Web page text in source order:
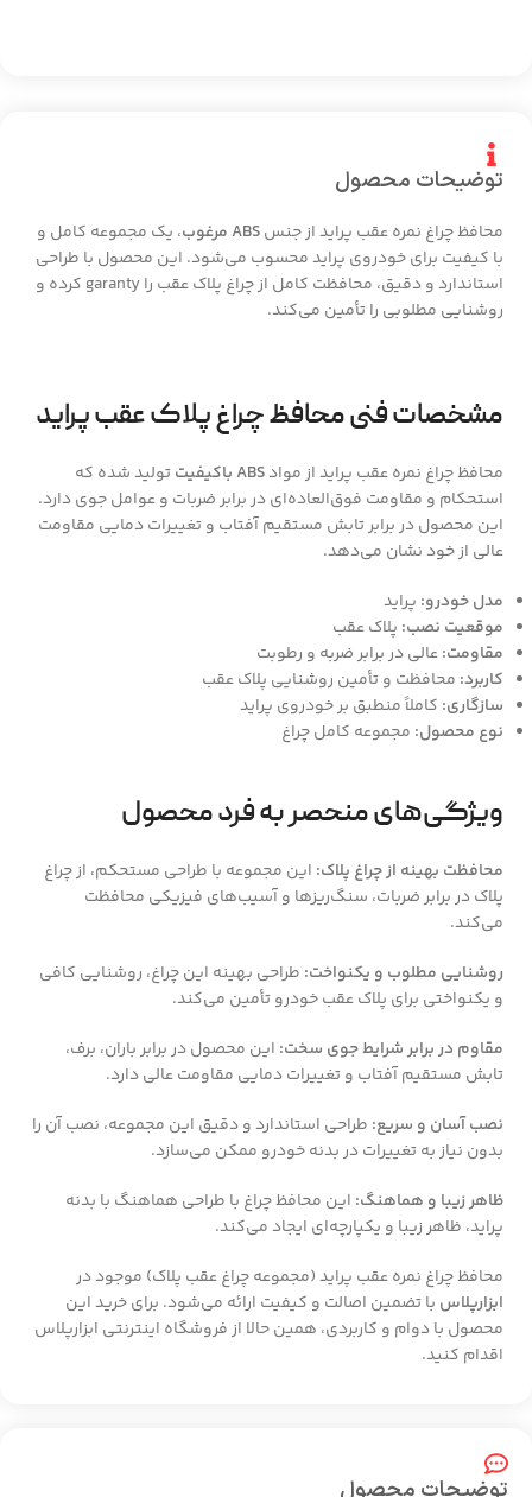
توضیحات محصول
محافظ چراغ نمره عقب پراید از جنسABS مرغوب
، یک مجموعه کامل و
با کیفیت برای خودروی پراید محسوب می‌شود. این محصول با طراحی
استاندارد و دقیق، محافظت کامل از چراغ پلاک عقب را garanty کرده و
روشنایی مطلوبی را تأمین می‌کند.
مشخصات فنی محافظ چراغ پلاک عقب پراید
محافظ چراغ نمره عقب پراید از موادABS باکیفیت
تولید شده که
استحکام و مقاومت فوق‌العاده‌ای در برابر ضربات و عوامل جوی دارد.
این محصول در برابر تابش مستقیم آفتاب و تغییرات دمایی مقاومت
عالی از خود نشان می‌دهد.
مدل خودرو: پراید
موقعیت نصب: پلاک عقب
مقاومت:عالی در برابر ضربه و رطوبت
کاربرد: محافظت و تأمین روشنایی پلاک عقب
سازگاری: کاملاً منطبق بر خودروی پراید
نوع محصول: مجموعه کامل چراغ
ویژگی‌های منحصر به فرد محصول
محافظت بهینه از چراغ پلاک: این مجموعه با طراحی مستحکم، از چراغ
پلاک در برابر ضربات، سنگ‌ریزها و آسیب‌های فیزیکی محافظت
می‌کند.
روشنایی مطلوب و یکنواخت: طراحی بهینه این چراغ، روشنایی کافی
و یکنواختی برای پلاک عقب خودرو تأمین می‌کند.
مقاوم در برابر شرایط جوی سخت: این محصول در برابر باران، برف،
تابش مستقیم آفتاب و تغییرات دمایی مقاومت عالی دارد.
نصب آسان و سریع: طراحی استاندارد و دقیق این مجموعه، نصب آن را
بدون نیاز به تغییرات در بدنه خودرو ممکن می‌سازد.
ظاهر زیبا و هماهنگ: این محافظ چراغ با طراحی هماهنگ با بدنه
پراید، ظاهر زیبا و یکپارچه‌ای ایجاد می‌کند.
محافظ چراغ نمره عقب پراید (مجموعه چراغ عقب پلاک) موجود در
ابزارپلاس با تضمین اصالت و کیفیت ارائه می‌شود. برای خرید این
محصول با دوام و کاربردی، همین حالا از فروشگاه اینترنتی ابزارپلاس
اقدام کنید.
توضیحات محصول